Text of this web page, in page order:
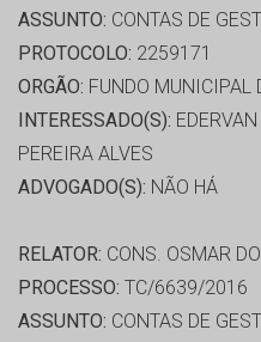
ASSUNTO: CONTAS DE
PROTOCOLO: 2259171
ORGÃO: FUNDO MUNICIPAL
INTERESSADO(S):
PEREIRA ALVES
ADVOGADO(S): NÃO HÁ
RELATOR: CONS. OSMAR
PROCESSO: TC/6639/2016
ASSUNTO: CONTAS DE